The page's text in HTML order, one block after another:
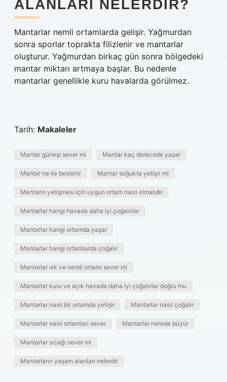
ALANLARI NELERDIR?
Mantarlar nemli ortamlarda gelişir. Yağmurdan
sonra sporlar toprakta filizlenir ve mantarlar
oluşturur. Yağmurdan birkaç gün sonra bölgedeki
mantar miktarı artmaya başlar. Bu nedenle
mantarlar genellikle kuru havalarda görülmez.
Tarih: Makaleler
Mantar güneşi sever mi Mantar kaç derecede yaşar
Mantar ne ile beslenir Mantar soğukta yetişir mi
Mantarın yetişmesi için uygun ortam nasıl olmalıdır
Mantarlar hangi havada daha iyi çoğalırlar
Mantarlar hangi ortamda yaşar
Mantarlar hangi ortamlarda çoğalır
Mantarlar ılık ve nemli ortamı sever mi
Mantarlar kuru ve açık havada daha iyi çoğalırlar doğru mu
Mantarlar nasıl bir ortamda yetişir Mantarlar nasıl çoğalır
Mantarlar nasıl ortamları sever Mantarlar nerede büyür
Mantarlar sıcağı sever mi
Mantarların yaşam alanları nelerdir